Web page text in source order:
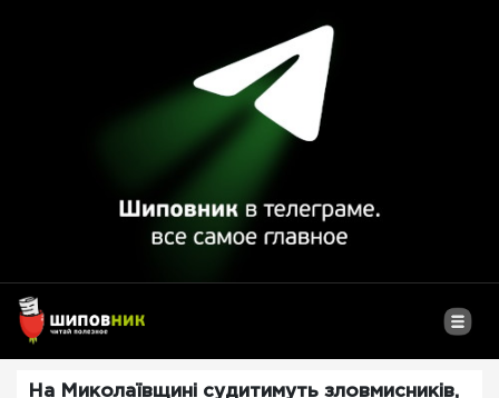
На Миколаївщині судитимуть зловмисників,